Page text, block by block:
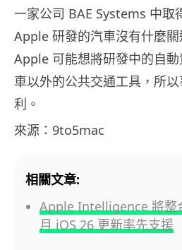
一家公司 BAE Systems 中取
Apple 研發的汽車沒有什麼關
Apple 可能想將研發中的自
車以外的公共交通工具，所
利。
來源：9to5mac
相關文章:
Apple Intelligence 將整
月 iOS 26 更新率先支援